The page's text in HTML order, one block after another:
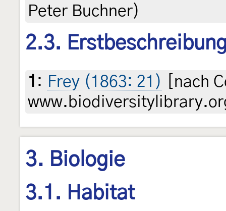
Peter Buchner)
2.3.
1 : Frey (1863: 21)
[nach
3. Biologie
3.1. Habitat